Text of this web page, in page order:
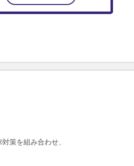
策を組み合わせ、